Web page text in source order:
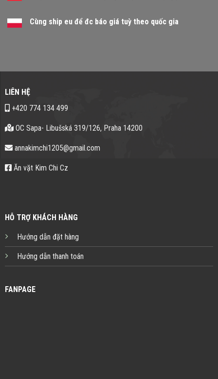
Cùng ship eu để đc báo giá tuỳ theo quốc gia
LIÊN HỆ
+420 774 134 499
OC Sapa- Libušská 319/126, Praha 14200
annakimchi1205@gmail.com
Ăn vặt Kim Chi Cz
HỖ TRỢ KHÁCH HÀNG
Hướng dẫn đặt hàng
Hướng dẫn thanh toán
FANPAGE